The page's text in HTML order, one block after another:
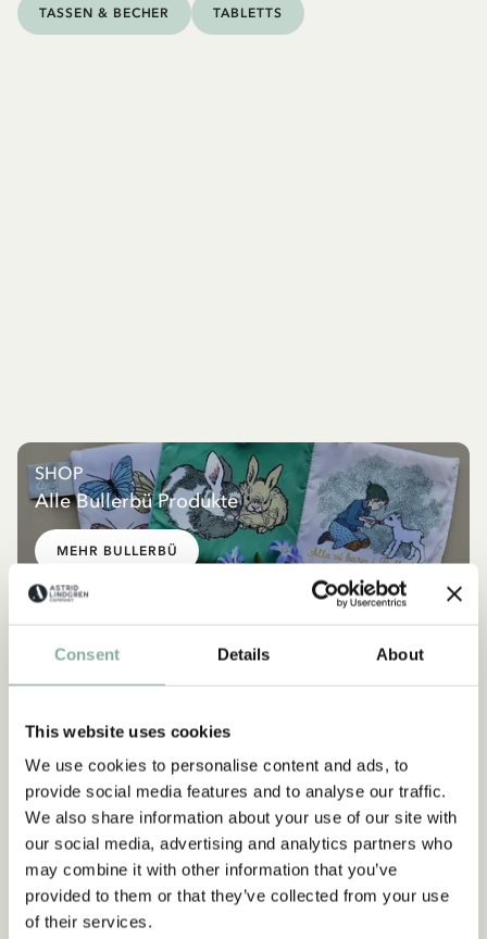
Consent Details About
This website uses cookies
We use cookies to personalise content and ads, to
provide social media features and to analyse our traffic.
We also share information about your use of our site with
our social media, advertising and analytics partners who
may combine it with other information that you’ve
provided to them or that they’ve collected from your use
of their services.
TASSEN & BECHER TABLETTS
SHOP
Alle Bullerbü Produkte
MEHR BULLERBÜ